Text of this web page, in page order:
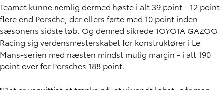
Teamet kunne nemlig dermed høste i alt 39 point - 12 point
flere end Porsche, der ellers førte med 10 point inden
sæsonens sidste løb. Og dermed sikrede TOYOTA GAZOO
Racing sig verdensmesterskabet for konstruktører i Le
Mans-serien med næsten mindst mulig margin - i alt 190
point over for Porsches 188 point.